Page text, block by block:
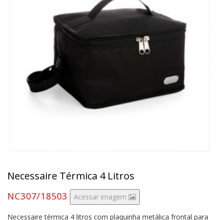
Necessaire Térmica 4 Litros
NC307/18503 Acessar imagem
Necessaire térmica 4 litros com plaquinha metálica frontal para